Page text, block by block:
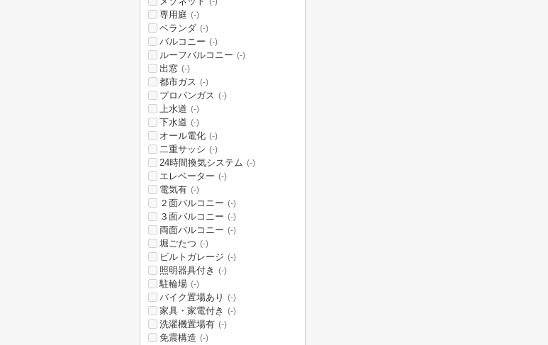
専用庭 (-)
ベランダ (-)
バルコニー (-)
ルーフバルコニー (-)
出窓 (-)
都市ガス (-)
プロパンガス (-)
上水道 (-)
下水道 (-)
オール電化 (-)
二重サッシ (-)
24時間換気システム (-)
エレベーター (-)
電気有 (-)
２面バルコニー (-)
３面バルコニー (-)
両面バルコニー (-)
堀ごたつ (-)
ビルトガレージ (-)
照明器具付き (-)
駐輪場 (-)
バイク置場あり (-)
家具・家電付き (-)
洗濯機置場有 (-)
免震構造 (-)